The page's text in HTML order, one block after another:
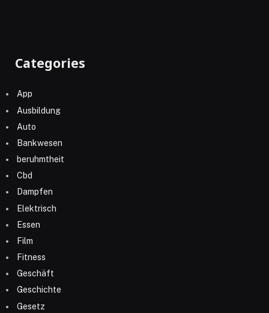
Categories
App
Ausbildung
Auto
Bankwesen
beruhmtheit
Cbd
Dampfen
Elektrisch
Essen
Film
Fitness
Geschäft
Geschichte
Gesetz